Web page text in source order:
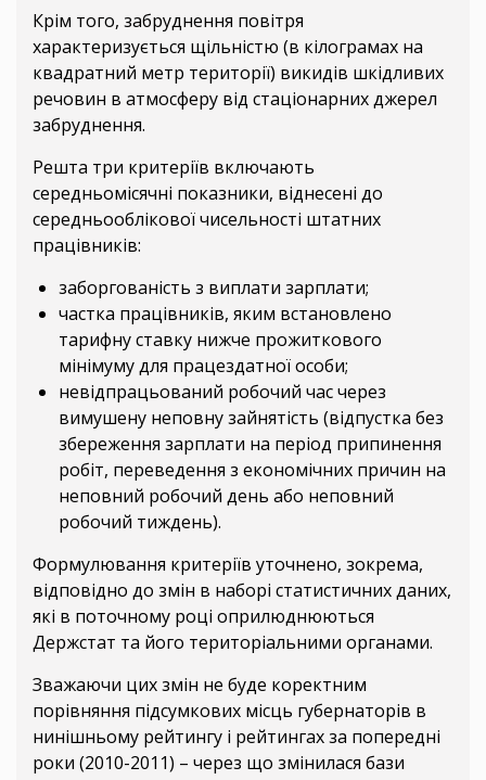
Крім того, забруднення повітря
характеризується щільністю (в кілограмах на
квадратний метр території) викидів шкідливих
речовин в атмосферу від стаціонарних джерел
забруднення.
Решта три критеріїв включають
середньомісячні показники, віднесені до
середньооблікової чисельності штатних
працівників:
заборгованість з виплати зарплати;
частка працівників, яким встановлено
тарифну ставку нижче прожиткового
мінімуму для працездатної особи;
невідпрацьований робочий час через
вимушену неповну зайнятість (відпустка без
збереження зарплати на період припинення
робіт, переведення з економічних причин на
неповний робочий день або неповний
робочий тиждень).
Формулювання критеріїв уточнено, зокрема,
відповідно до змін в наборі статистичних даних,
які в поточному році оприлюднюються
Держстат та його територіальними органами.
Зважаючи цих змін не буде коректним
порівняння підсумкових місць губернаторів в
нинішньому рейтингу і рейтингах за попередні
роки (2010-2011) – через що змінилася бази